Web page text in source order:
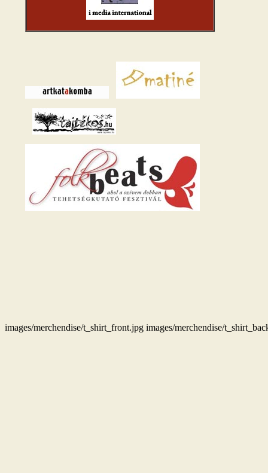
images/merchendise/t_shirt_front.jpg images/merchendise/